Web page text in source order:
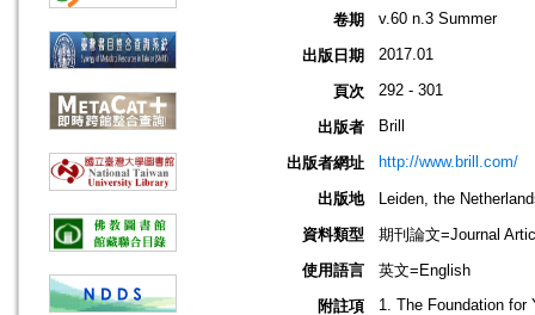
卷期 v.60 n.3 Summer
出版日期 2017.01
頁次 292 - 301
出版者 Brill
出版者網址 http://www.brill.com/
出版地
Leiden, the
資料類型
期刊論文=Journal
使用語言
英文=English
附註項
1. The Foundation for